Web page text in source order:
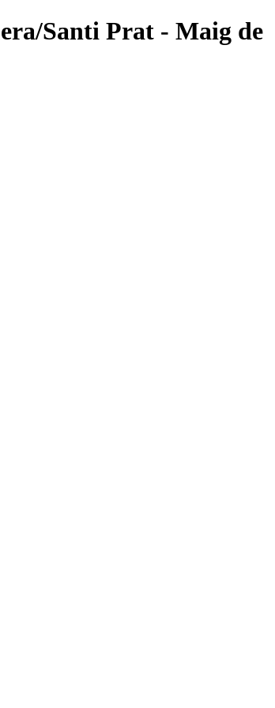
Santi Prat - Maig de